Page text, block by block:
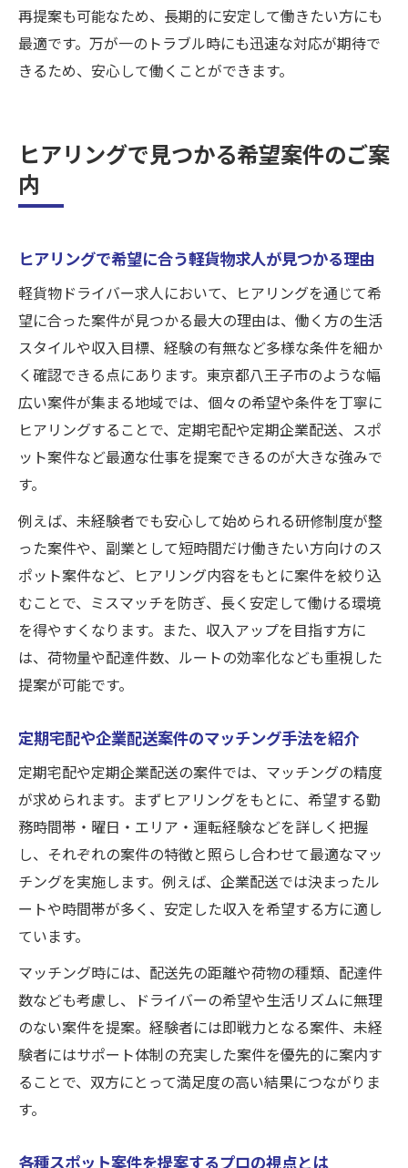
再提案も可能なため、長期的に安定して働きたい方にも
最適です。万が一のトラブル時にも迅速な対応が期待で
きるため、安心して働くことができます。
ヒアリングで見つかる希望案件のご案
内
ヒアリングで希望に合う軽貨物求人が見つかる理由
軽貨物ドライバー求人において、ヒアリングを通じて希
望に合った案件が見つかる最大の理由は、働く方の生活
スタイルや収入目標、経験の有無など多様な条件を細か
く確認できる点にあります。東京都八王子市のような幅
広い案件が集まる地域では、個々の希望や条件を丁寧に
ヒアリングすることで、定期宅配や定期企業配送、スポ
ット案件など最適な仕事を提案できるのが大きな強みで
す。
例えば、未経験者でも安心して始められる研修制度が整
った案件や、副業として短時間だけ働きたい方向けのス
ポット案件など、ヒアリング内容をもとに案件を絞り込
むことで、ミスマッチを防ぎ、長く安定して働ける環境
を得やすくなります。また、収入アップを目指す方に
は、荷物量や配達件数、ルートの効率化なども重視した
提案が可能です。
定期宅配や企業配送案件のマッチング手法を紹介
定期宅配や定期企業配送の案件では、マッチングの精度
が求められます。まずヒアリングをもとに、希望する勤
務時間帯・曜日・エリア・運転経験などを詳しく把握
し、それぞれの案件の特徴と照らし合わせて最適なマッ
チングを実施します。例えば、企業配送では決まったル
ートや時間帯が多く、安定した収入を希望する方に適し
ています。
マッチング時には、配送先の距離や荷物の種類、配達件
数なども考慮し、ドライバーの希望や生活リズムに無理
のない案件を提案。経験者には即戦力となる案件、未経
験者にはサポート体制の充実した案件を優先的に案内す
ることで、双方にとって満足度の高い結果につながりま
す。
各種スポット案件を提案するプロの視点とは